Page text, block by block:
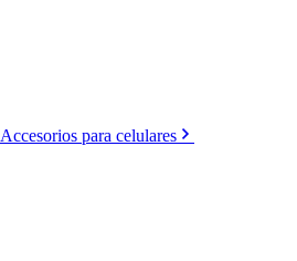
Accesorios para celulares